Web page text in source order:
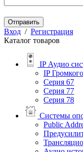
Отправить
Вход / Регистрация
Каталог товаров
IP Аудио
IP
Серия 67
Серия 77
Серия 78
Системы
Public